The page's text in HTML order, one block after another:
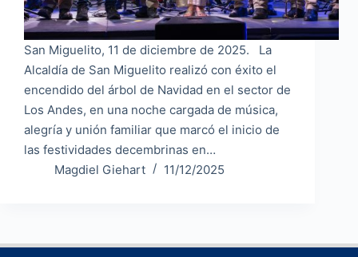
San Miguelito, 11 de diciembre de 2025. La
Alcaldía de San Miguelito realizó con éxito el
encendido del árbol de Navidad en el sector de
Los Andes, en una noche cargada de música,
alegría y unión familiar que marcó el inicio de
las festividades decembrinas en…
Magdiel Giehart
11/12/2025